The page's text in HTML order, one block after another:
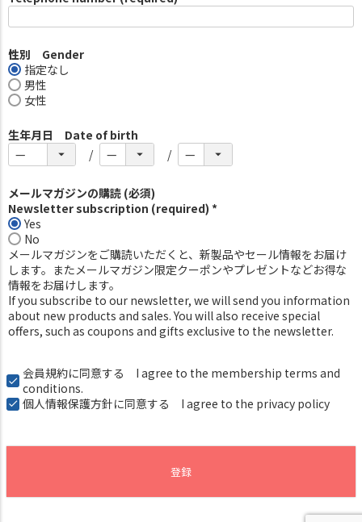
性別 Gender
指定なし
男性
女性
生年月日 Date of birth
メールマガジンの購読 (必須)
Newsletter subscription (required) *
Yes
No
メールマガジンをご購読いただくと、新製品やセール情報をお届け
します。またメールマガジン限定クーポンやプレゼントなどお得な
情報をお届けします。
If you subscribe to our newsletter, we will send you information
about new products and sales. You will also receive special
offers, such as coupons and gifts exclusive to the newsletter.
会員規約に同意する I agree to the membership terms and
conditions.
個人情報保護方針に同意する I agree to the privacy policy
登録